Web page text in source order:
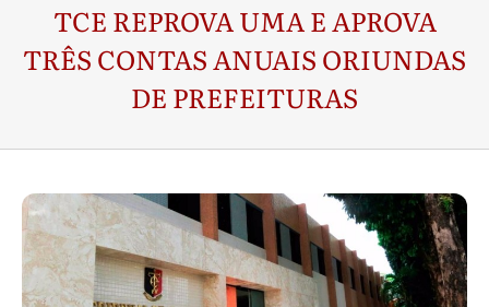
TCE REPROVA UMA E APROVA
TRÊS CONTAS ANUAIS ORIUNDAS
DE PREFEITURAS